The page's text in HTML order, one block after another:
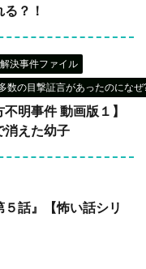
？！
決事件ファイル
数の目撃証言があったのにな
明事件 動画版１】
消えた幼子
話』【怖い話シリ